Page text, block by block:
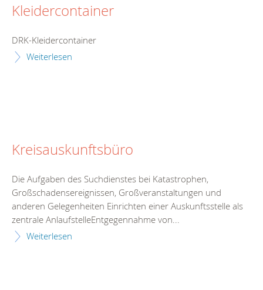
Kleidercontainer
DRK-Kleidercontainer
Weiterlesen
Kreisauskunftsbüro
Die Aufgaben des Suchdienstes bei Katastrophen,
Großschadensereignissen, Großveranstaltungen und
anderen Gelegenheiten Einrichten einer Auskunftsstelle als
zentrale AnlaufstelleEntgegennahme von...
Weiterlesen